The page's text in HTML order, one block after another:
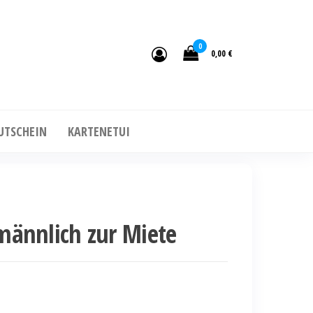
0
0,00 €
KARTENETUI
zur Miete